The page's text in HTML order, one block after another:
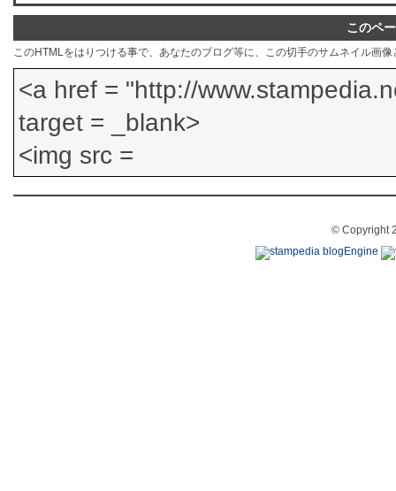
このペ
このHTMLをはりつける事で、あなたのブログ等に、この切手のサムネイル画
© Copyright